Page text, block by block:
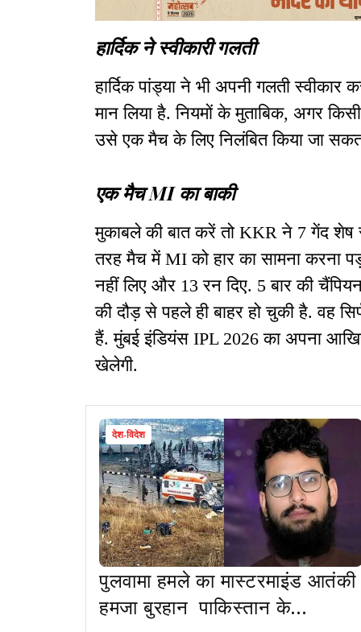
हार्दिक ने स्वीकारी गलती
हार्दिक पांड्या ने भी अपनी गलती स्वीकार
मान लिया है. नियमों के मुताबिक, अगर
उसे एक मैच के लिए निलंबित किया जा
एक मैच MI का बाकी
मुकाबले की बात करें तो KKR ने 7 गेंद शेष
तरह मैच में MI को हार का सामना करना
नहीं लिए और 13 रन दिए. 5 बार की
की दौड़ से पहले ही बाहर हो चुकी है. वह
हैं. मुंबई इंडियंस IPL 2026 का अपना
खेलेगी.
देश-विदेश
पुलवामा हमले का मास्टरमाइंड आतंकी
हमजा बुरहान पाकिस्तान के